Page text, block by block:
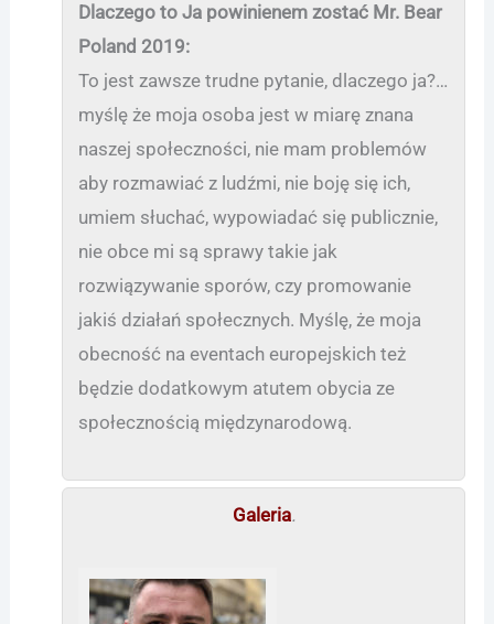
Dlaczego to Ja powinienem zostać Mr. Bear
Poland 2019:
To jest zawsze trudne pytanie, dlaczego ja?…
myślę że moja osoba jest w miarę znana
naszej społeczności, nie mam problemów
aby rozmawiać z ludźmi, nie boję się ich,
umiem słuchać, wypowiadać się publicznie,
nie obce mi są sprawy takie jak
rozwiązywanie sporów, czy promowanie
jakiś działań społecznych. Myślę, że moja
obecność na eventach europejskich też
będzie dodatkowym atutem obycia ze
społecznością międzynarodową.
Galeria.